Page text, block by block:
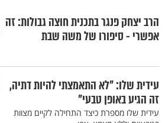
הרב יצחק פנגר בתכנית חוצה גבולות: זה
אפשרי - סיפורו של משה שבת
עידית שלו: "לא התאמצתי להיות דתיה,
זה הגיע באופן טבעי"
עידית שלו מספרת כיצד התחילה לקיים מצוות